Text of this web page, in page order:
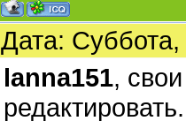
Дата:
lanna151,